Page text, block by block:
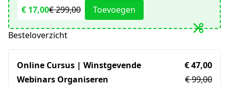
€ 17,00€ 299,00 Toevoegen
Besteloverzicht
Online Cursus | Winstgevende
Webinars Organiseren
€ 47,00
€ 99,00